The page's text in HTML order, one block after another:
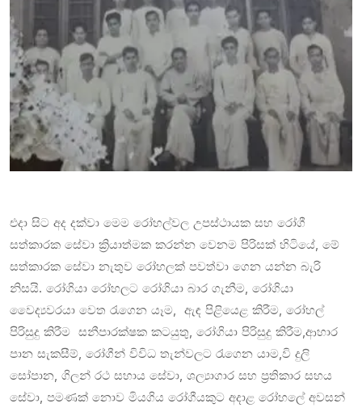
එදා සිට අද දක්වා මෙම රෝහල්වල උපස්ථායක සහ රෝගී
සත්කාරක සේවා ක්‍රියාත්මක කරන්න වෙනම පිරිසක් හිටියේ, මේ
සත්කාරක සේවා නැතුව රෝහලක් පවත්වා ගෙන යන්න බැරි
නිසයි. රෝගියා රෝහලට රෝගියා බාර ගැනීම, රෝගියා
වෛද්‍යවරයා වෙත රැගෙන යෑම, ඇඳ පිළියෙළ කිරීම, රෝහල්
පිරිසුදු කිරීම සනීපාරක්ෂක කටයුතු, රෝගියා පිරිසුදු කිරීම,ආහාර
පාන සැකසීම්, රෝගීන් විවිධ තැන්වලට රැගෙන යාම,වි දුලි
සෝපාන, ගිලන් රථ සහාය සේවා, ශල්‍යාගාර සහ ප්‍රතිකාර සහය
සේවා, පමණක් නොව මියගිය රෝගීයකුට අදාළ රෝහලේ අවසන්